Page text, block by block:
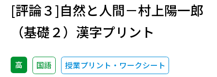
[評論３]自然と人間－村上陽一郎
（基礎２）漢字プリント
高 国語 授業プリント・ワークシート